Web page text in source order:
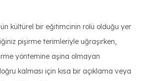
kültürel bir eğitimcinin rolü olduğu yer
pişirme terimleriyle uğraşırken,
yöntemine aşina olmayan
kalması için kısa bir açıklama veya